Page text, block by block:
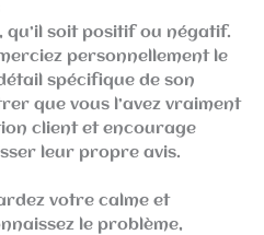
qu’il soit positif ou négatif.
personnellement le
spécifique de son
que vous l’avez vraiment
client et encourage
leur propre avis.
votre calme et
le problème,